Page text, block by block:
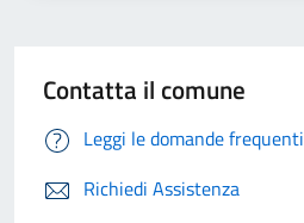
Contatta il comune
Leggi le domande frequenti
Richiedi Assistenza